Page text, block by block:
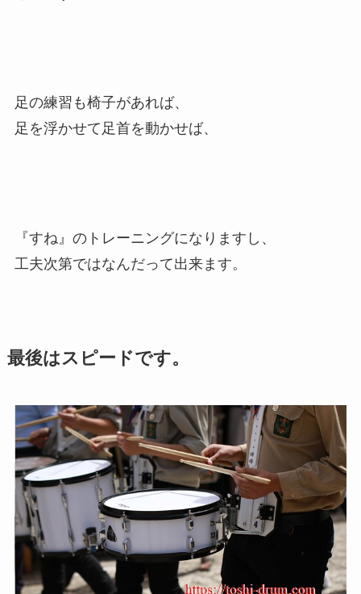
足の練習も椅子があれば、
足を浮かせて足首を動かせば、
『すね』のトレーニングになりますし、
工夫次第ではなんだって出来ます。
最後はスピードです。